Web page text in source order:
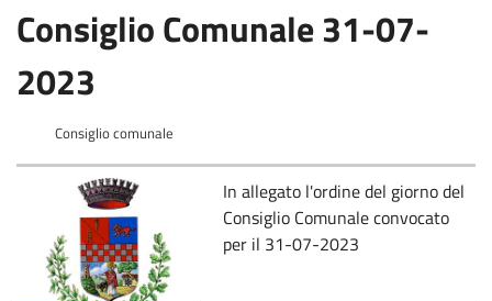
Consiglio Comunale 31-07-
2023
Consiglio comunale
In allegato l'ordine del giorno del
Consiglio Comunale convocato
per il 31-07-2023